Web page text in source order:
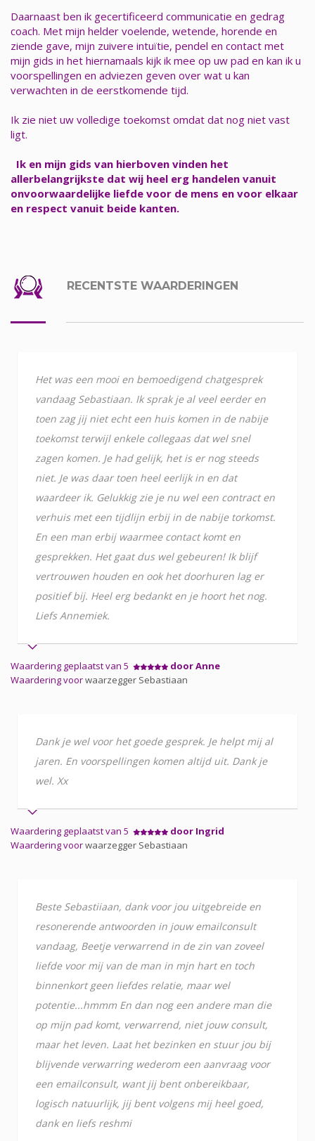
Daarnaast ben ik gecertificeerd communicatie en gedrag
coach. Met mijn helder voelende, wetende, horende en
ziende gave, mijn zuivere intuïtie, pendel en contact met
mijn gids in het hiernamaals kijk ik mee op uw pad en kan ik u
voorspellingen en adviezen geven over wat u kan
verwachten in de eerstkomende tijd.
Ik zie niet uw volledige toekomst omdat dat nog niet vast
ligt.
Ik en mijn gids van hierboven vinden het
allerbelangrijkste dat wij heel erg handelen vanuit
onvoorwaardelijke liefde voor de mens en voor elkaar
en respect vanuit beide kanten.
RECENTSTE WAARDERINGEN
Het was een mooi en bemoedigend chatgesprek
vandaag Sebastiaan. Ik sprak je al veel eerder en
toen zag jij niet echt een huis komen in de nabije
toekomst terwijl enkele collegaas dat wel snel
zagen komen. Je had gelijk, het is er nog steeds
niet. Je was daar toen heel eerlijk in en dat
waardeer ik. Gelukkig zie je nu wel een contract en
verhuis met een tijdlijn erbij in de nabije torkomst.
En een man erbij waarmee contact komt en
gesprekken. Het gaat dus wel gebeuren! Ik blijf
vertrouwen houden en ook het doorhuren lag er
positief bij. Heel erg bedankt en je hoort het nog.
Liefs Annemiek.
Waardering geplaatst van 5
door Anne
Waardering voorwaarzegger Sebastiaan
Dank je wel voor het goede gesprek. Je helpt mij al
jaren. En voorspellingen komen altijd uit. Dank je
wel. Xx
Waardering geplaatst van 5
door Ingrid
Waardering voorwaarzegger Sebastiaan
Beste Sebastiiaan, dank voor jou uitgebreide en
resonerende antwoorden in jouw emailconsult
vandaag, Beetje verwarrend in de zin van zoveel
liefde voor mij van de man in mjn hart en toch
binnenkort geen liefdes relatie, maar wel
potentie...hmmm En dan nog een andere man die
op mijn pad komt, verwarrend, niet jouw consult,
maar het leven. Laat het bezinken en stuur jou bij
blijvende verwarring wederom een aanvraag voor
een emailconsult, want jij bent onbereikbaar,
logisch natuurlijk, jij bent volgens mij heel goed,
dank en liefs reshmi